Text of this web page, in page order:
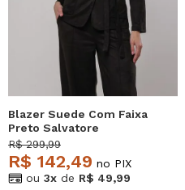
Blazer Suede Com Faixa
Preto Salvatore
R$ 299,99
R$ 142,49 no PIX
ou 3x de R$ 49,99